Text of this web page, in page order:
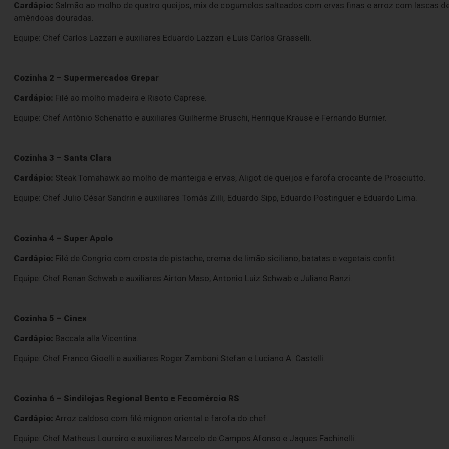
Cardápio: Salmão ao molho de quatro queijos, mix de cogumelos salteados com ervas finas e arroz com lascas
amêndoas douradas.
Equipe: Chef Carlos Lazzari e auxiliares Eduardo Lazzari e Luis Carlos Grasselli.
Cozinha 2 – Supermercados Grepar
Cardápio: Filé ao molho madeira e Risoto Caprese.
Equipe: Chef Antônio Schenatto e auxiliares Guilherme Bruschi, Henrique Krause e Fernando Burnier.
Cozinha 3 – Santa Clara
Cardápio: Steak Tomahawk ao molho de manteiga e ervas, Aligot de queijos e farofa crocante de Prosciutto.
Equipe: Chef Julio César Sandrin e auxiliares Tomás Zilli, Eduardo Sipp, Eduardo Postinguer e Eduardo Lima.
Cozinha 4 – Super Apolo
Cardápio: Filé de Congrio com crosta de pistache, crema de limão siciliano, batatas e vegetais confit.
Equipe: Chef Renan Schwab e auxiliares Airton Maso, Antonio Luiz Schwab e Juliano Ranzi.
Cozinha 5 – Cinex
Cardápio: Baccala alla Vicentina.
Equipe: Chef Franco Gioelli e auxiliares Roger Zamboni Stefan e Luciano A. Castelli.
Cozinha 6 – Sindilojas Regional Bento e Fecomércio RS
Cardápio: Arroz caldoso com filé mignon oriental e farofa do chef.
Equipe: Chef Matheus Loureiro e auxiliares Marcelo de Campos Afonso e Jaques Fachinelli.